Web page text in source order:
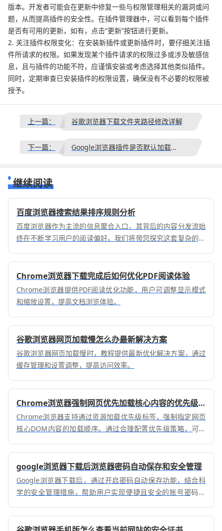
版本。开发者可能会在更新中修复一些与权限管理相关的漏洞或问
题，从而提高插件的安全性。在插件管理器中，可以看到每个插件
是否有可用的更新，如有，点击“更新”按钮进行更新。
2. 关注插件权限变化：在安装新插件或更新插件时，要仔细关注插
件所请求的权限。如果发现某个插件请求的权限过多或涉及敏感信
息，且与插件的功能不符，应谨慎安装或考虑选择其他类似插件。
同时，定期审查已安装插件的权限设置，确保没有不必要的权限被
授予。
上一篇： 谷歌浏览器下载文件夹路径修改详解
下一篇： Google浏览器插件是否默认加载全部权限
继续阅读
百度浏览器搜索结果排序规则分析
百度浏览器作为主流的信息聚合入口，其背后的内容分发流始
终在不断学习用户的阅读偏好。我们将带您探究这套复杂的意
并投喂热点新闻的，助您打破无效信息的包裹，直达核心价值
内容。
Chrome浏览器下载完成后如何优化PDF阅读体验
Chrome浏览器提供PDF阅读优化功能，用户可调整显示模式
和缩放设置，提高文档浏览体验。
谷歌浏览器网页加载慢怎么办最新解决方案
谷歌浏览器网页加载慢时，教程提供最新优化解决方案，通过
缓存管理和设置调整，提高访问效率。
Chrome浏览器强制网页优先加载核心内容的优先级设置
Chrome浏览器支持通过资源加载优先级标签，强制指定网页
核心DOM内容的加载顺序。通过合理配置优先级策略，可让
google浏览器下载后浏览器密码自动保存和安全管理
Google浏览器下载后，通过开启密码自动保存功能，结合科
学的安全管理措施，帮助用户实现便捷且安全的账号密码保